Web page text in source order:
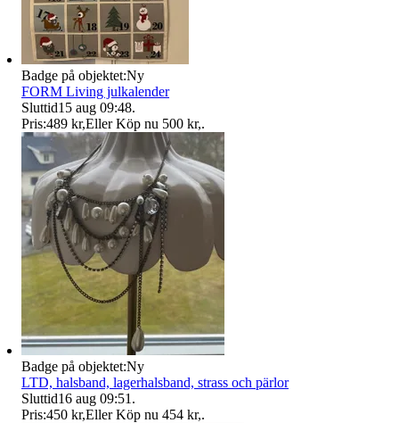
Badge på objektet:Ny
FORM Living julkalender
Sluttid15 aug 09:48.
Pris:489 kr,Eller Köp nu 500 kr,.
Badge på objektet:Ny
LTD, halsband, lagerhalsband, strass och pärlor
Sluttid16 aug 09:51 .
Pris:450 kr,Eller Köp nu 454 kr,.